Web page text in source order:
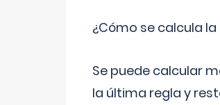
¿Cómo se calcula
Se puede calcular
la última regla y